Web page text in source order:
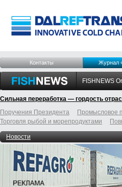
Контакты Журнал
FISHNEWS
Сильная переработка — гордость
Поручения Президента
Промысловое
Торговля рыбой и морепродуктами
Новости